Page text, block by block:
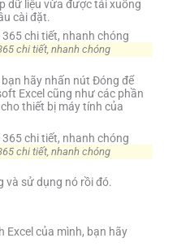
dữ liệu vừa được tải xuống
cài đặt.
chi tiết, nhanh chóng
hãy nhấn nút Đóng để
Excel cũng như các phần
thiết bị máy tính của
chi tiết, nhanh chóng
và sử dụng nó rồi đó.
Excel của mình, bạn hãy